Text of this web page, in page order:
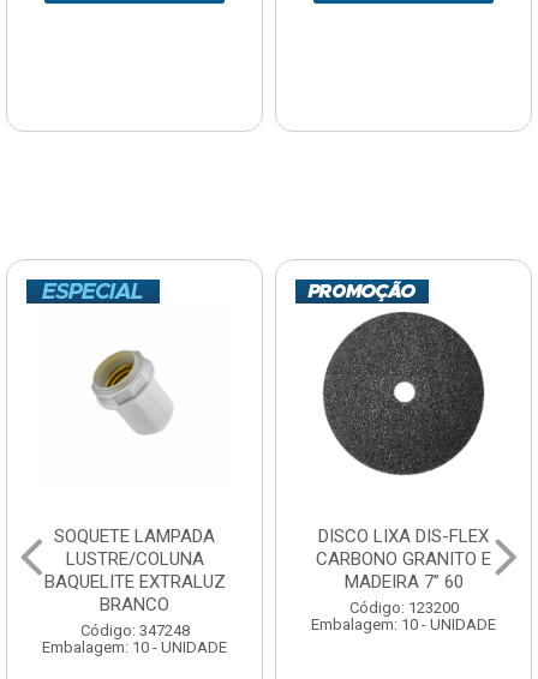
SOQUETE LAMPADA
LUSTRE/COLUNA
BAQUELITE EXTRALUZ
BRANCO
Código: 347248
Embalagem: 10 - UNIDADE
DISCO LIXA DIS-FLEX
CARBONO GRANITO E
MADEIRA 7” 60
Código: 123200
Embalagem: 10 - UNIDADE